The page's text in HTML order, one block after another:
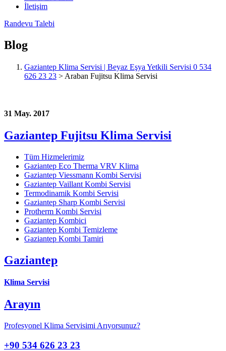
İletişim
Randevu Talebi
Blog
Gaziantep Klima Servisi | Beyaz Eşya Yetkili Servisi 0 534
626 23 23 > Araban Fujitsu Klima Servisi
31 May. 2017
Gaziantep Fujitsu Klima Servisi
Tüm Hizmelerimiz
Gaziantep Eco Therma VRV Klima
Gaziantep Viessmann Kombi Servisi
Gaziantep Vaillant Kombi Servisi
Termodinamik Kombi Servisi
Gaziantep Sharp Kombi Servisi
Protherm Kombi Servisi
Gaziantep Kombici
Gaziantep Kombi Temizleme
Gaziantep Kombi Tamiri
Gaziantep
Klima Servisi
Arayın
Profesyonel Klima Servisimi Arıyorsunuz?
+90 534 626 23 23